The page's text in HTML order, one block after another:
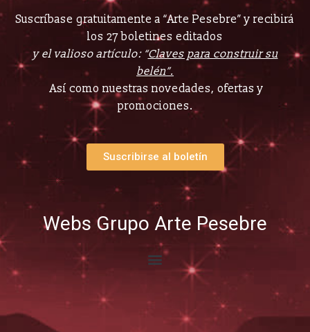
Suscríbase gratuitamente a “Arte Pesebre” y recibirá
los 27 boletines editados
y el valioso artículo: “Claves para construir su
belén”.
Así como nuestras novedades, ofertas y
promociones.
Suscribirse al boletín
Webs Grupo Arte Pesebre